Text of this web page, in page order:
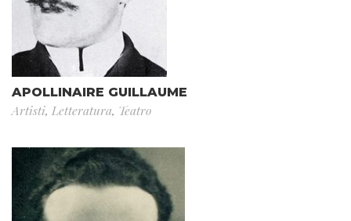
APOLLINAIRE GUILLAUME
Artisti, Letteratura, Teatro